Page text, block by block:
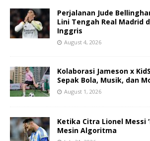
Perjalanan Jude
Lini Tengah Real Madrid
Inggris
August 4, 2026
Kolaborasi Jameson x
Sepak Bola, Musik, dan
August 1, 2026
Ketika Citra Lionel Messi
Mesin Algoritma